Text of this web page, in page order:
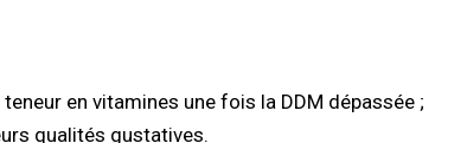
en vitamines une fois la DDM dépassée ;
qualités gustatives.